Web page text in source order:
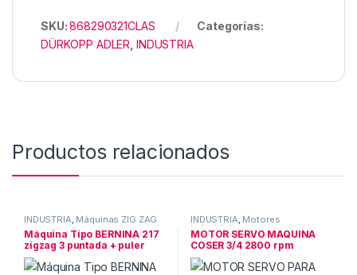
SKU:868290321CLAS
Categorías:
DÜRKOPP ADLER INDUSTRIA
Productos relacionados
INDUSTRIA, Máquinas ZIG ZAG
Máquina Tipo BERNINA 217
zigzag 3 puntada + puler
INDUSTRIA, Motores
industriales
MOTOR SERVO MAQUINA
COSER 3/4 2800 rpm
4500ppm